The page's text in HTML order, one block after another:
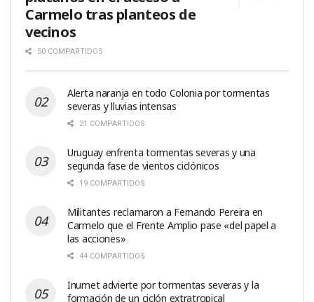
Carmelo tras planteos de
vecinos
50 COMPARTIDOS
Alerta naranja en todo Colonia por tormentas
severas y lluvias intensas
21 COMPARTIDOS
Uruguay enfrenta tormentas severas y una
segunda fase de vientos ciclónicos
19 COMPARTIDOS
Militantes reclamaron a Fernando Pereira en
Carmelo que el Frente Amplio pase «del papel a
las acciones»
44 COMPARTIDOS
Inumet advierte por tormentas severas y la
formación de un ciclón extratropical